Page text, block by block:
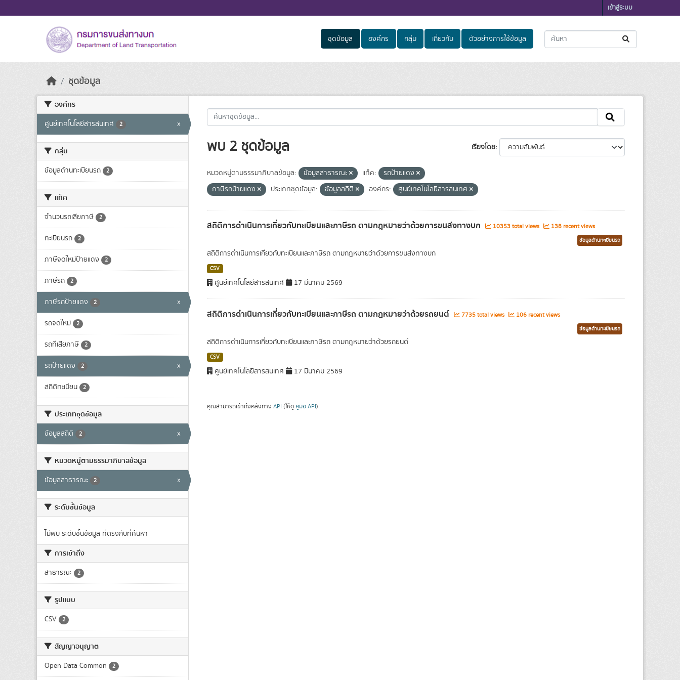
เข้าสู่ระบบ
ชุดข้อมูล องค์กร กลุ่ม เกี่ยวกับ ตัวอย่างการใช้ข้อมูล
ชุดข้อมูล
องค์กร
ศูนย์เทคโนโลยีสารสนเทศ 2 x
กลุ่ม
ข้อมูลด้านทะเบียนรถ 2
แท็ค
จำนวนรถเสียภาษี 2
ทะเบียนรถ 2
ภาษีจดใหม่ป้ายแดง 2
ภาษีรถ 2
ภาษีรถป้ายแดง 2 x
รถจดใหม่ 2
รถที่เสียภาษี 2
รถป้ายแดง 2 x
สถิติทะเบียน 2
ประเภทชุดข้อมูล
ข้อมูลสถิติ 2 x
หมวดหมู่ตามธรรมาภิบาลข้อมูล
ข้อมูลสาธารณะ 2 x
ระดับชั้นข้อมูล
ไม่พบ ระดับชั้นข้อมูล ที่ตรงกับที่ค้นหา
การเข้าถึง
สาธารณะ 2
รูปแบบ
CSV 2
สัญญาอนุญาต
Open Data Common 2
เรียงโดย
พบ 2 ชุดข้อมูล
หมวดหมู่ตามธรรมาภิบาลข้อมูล: ข้อมูลสาธารณะ แท็ค:
รถป้ายแดง
ภาษีรถป้ายแดง
ประเภทชุดข้อมูล: ข้อมูลสถิติ องค์กร: ศูนย์เทคโนโลยีสารสนเทศ
สถิติการดำเนินการเกี่ยวกับทะเบียนและภาษีรถ ตามกฎหมายว่าด้วยการขนส่งทางบก 10353 total views 138 recent views
ข้อมูลด้านทะเบียนรถ
สถิติการดำเนินการเกี่ยวกับทะเบียนและภาษีรถ ตามกฎหมายว่าด้วยการขนส่งทางบก
CSV
ศูนย์เทคโนโลยีสารสนเทศ 17 มีนาคม 2569
สถิติการดำเนินการเกี่ยวกับทะเบียนและภาษีรถ ตามกฎหมายว่าด้วยรถยนต์ 7735 total views 106 recent views
ข้อมูลด้านทะเบียนรถ
สถิติการดำเนินการเกี่ยวกับทะเบียนและภาษีรถ ตามกฎหมายว่าด้วยรถยนต์
CSV
ศูนย์เทคโนโลยีสารสนเทศ 17 มีนาคม 2569
คุณสามารถเข้าถึงคลังทาง API (ให้ดู คู่มือ API).